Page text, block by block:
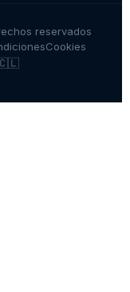
reservados
Cookies